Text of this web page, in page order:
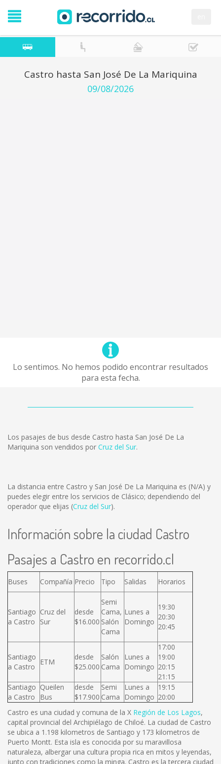
Castro hasta San José De La Mariquina
09/08/2026
Lo sentimos. No hemos podido encontrar resultados
para esta fecha.
Los pasajes de bus desde Castro hasta San José De La
Mariquina son vendidos por Cruz del Sur.
La distancia entre Castro y San José De La Mariquina es (N/A) y
puedes elegir entre los servicios de Clásico; dependiendo del
operador que elijas (Cruz del Sur).
Información sobre la ciudad Castro
Pasajes a Castro en recorrido.cl
Buses Compañía Precio Tipo Salidas Horarios
Santiago
a Castro
Cruz del
Sur
desde
$16.000
Semi
Cama,
Salón
Cama
Lunes a
Domingo
19:30
20:30
20:45
Santiago
a Castro
ETM
desde
$25.000
Salón
Cama
Lunes a
Domingo
17:00
19:00
20:15
21:15
Santiago
a Castro
Queilen
Bus
desde
$17.900
Semi
Cama
Lunes a
Domingo
19:15
20:00
Castro es una ciudad y comuna de la X Región de Los Lagos,
capital provincial del Archipiélago de Chiloé. La ciudad de Castro
se ubica a 1.198 kilometros de Santiago y 173 kilometros de
Puerto Montt. Esta isla es conocida por su maravillosa
naturaleza, albergar una cultura propia rica en mitos y leyendas,
junto con tradiciones como la minga. Castro es la tercera ciudad